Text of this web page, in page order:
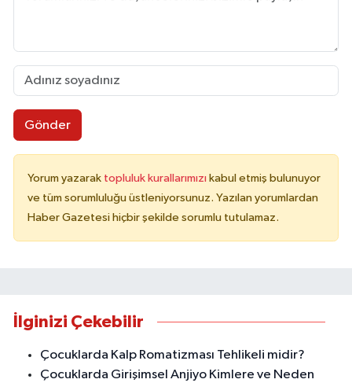
Gönder
Yorum yazarak topluluk kurallarımızı kabul etmiş bulunuyor
ve tüm sorumluluğu üstleniyorsunuz. Yazılan yorumlardan
Haber Gazetesi hiçbir şekilde sorumlu tutulamaz.
İlginizi Çekebilir
Çocuklarda Kalp Romatizması Tehlikeli midir?
Çocuklarda Girişimsel Anjiyo Kimlere ve Neden